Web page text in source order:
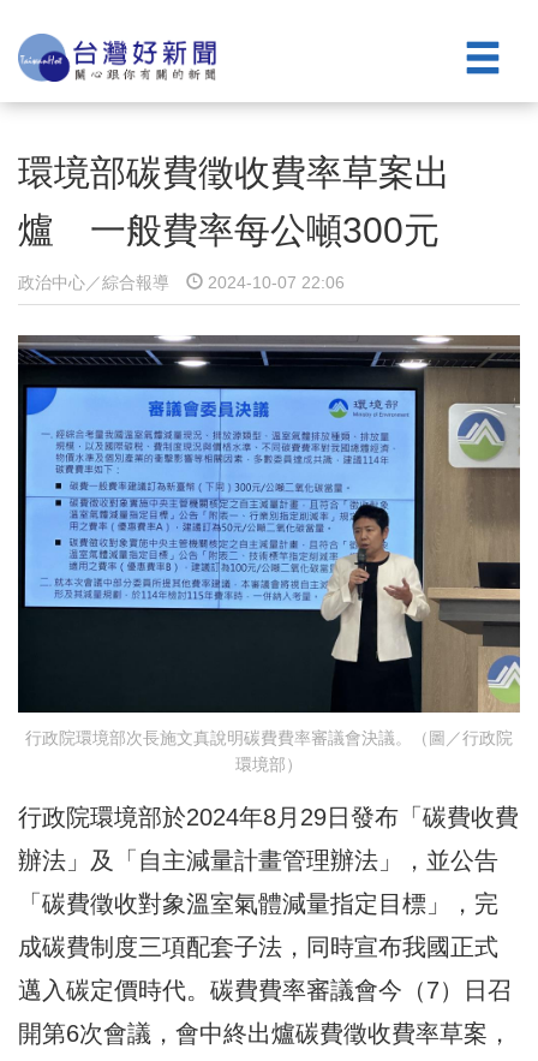
環境部碳費徵收費率草案出
爐 一般費率每公噸300元
政治中心／綜合報導 2024-10-07 22:06
行政院環境部次長施文真說明碳費費率審議會決議。（圖／行政院
環境部）
行政院環境部於2024年8月29日發布「碳費收費
辦法」及「自主減量計畫管理辦法」，並公告
「碳費徵收對象溫室氣體減量指定目標」，完
成碳費制度三項配套子法，同時宣布我國正式
邁入碳定價時代。碳費費率審議會今（7）日召
開第6次會議，會中終出爐碳費徵收費率草案，